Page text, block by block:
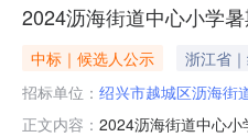
2024沥海街道中心小学
中标｜候选人公示
浙江省
招标单位： 绍兴市越城区沥海街
正文内容： 2024沥海街道中心